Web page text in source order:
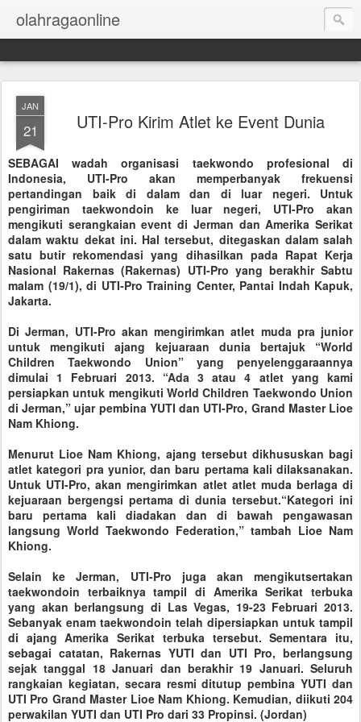
olahragaonline
JAN
21 UTI-Pro Kirim Atlet ke Event Dunia
SEBAGAI wadah organisasi taekwondo profesional di
Indonesia, UTI-Pro akan memperbanyak frekuensi
pertandingan baik di dalam dan di luar negeri. Untuk
pengiriman taekwondoin ke luar negeri, UTI-Pro akan
mengikuti serangkaian event di Jerman dan Amerika Serikat
dalam waktu dekat ini. Hal tersebut, ditegaskan dalam salah
satu butir rekomendasi yang dihasilkan pada Rapat Kerja
Nasional Rakernas (Rakernas) UTI-Pro yang berakhir Sabtu
malam (19/1), di UTI-Pro Training Center, Pantai Indah Kapuk,
Jakarta.
Di Jerman, UTI-Pro akan mengirimkan atlet muda pra junior
untuk mengikuti ajang kejuaraan dunia bertajuk “World
Children Taekwondo Union” yang penyelenggaraannya
dimulai 1 Februari 2013. “Ada 3 atau 4 atlet yang kami
persiapkan untuk mengikuti World Children Taekwondo Union
di Jerman,” ujar pembina YUTI dan UTI-Pro, Grand Master Lioe
Nam Khiong.
Menurut Lioe Nam Khiong, ajang tersebut dikhususkan bagi
atlet kategori pra yunior, dan baru pertama kali dilaksanakan.
Untuk UTI-Pro, akan mengirimkan atlet atlet muda berlaga di
kejuaraan bergengsi pertama di dunia tersebut.“Kategori ini
baru pertama kali diadakan dan di bawah pengawasan
langsung World Taekwondo Federation,” tambah Lioe Nam
Khiong.
Selain ke Jerman, UTI-Pro juga akan mengikutsertakan
taekwondoin terbaiknya tampil di Amerika Serikat terbuka
yang akan berlangsung di Las Vegas, 19-23 Februari 2013.
Sebanyak enam taekwondoin telah dipersiapkan untuk tampil
di ajang Amerika Serikat terbuka tersebut. Sementara itu,
sebagai catatan, Rakernas YUTI dan UTI Pro, berlangsung
sejak tanggal 18 Januari dan berakhir 19 Januari. Seluruh
rangkaian kegiatan, secara resmi ditutup pembina YUTI dan
UTI Pro Grand Master Lioe Nam Khiong. Kemudian, diikuti 204
perwakilan YUTI dan UTI Pro dari 33 Propinsi. (Jordan)